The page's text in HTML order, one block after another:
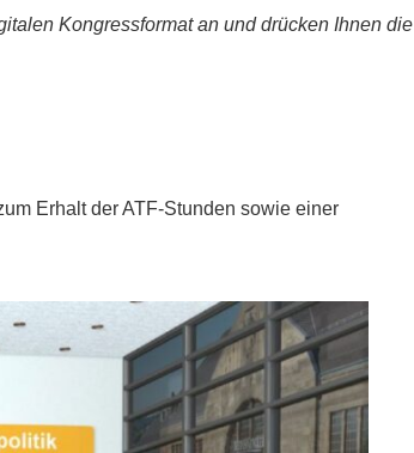
Kongressformat an und drücken Ihnen die
Erhalt der ATF-Stunden sowie einer